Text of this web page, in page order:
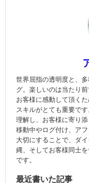
世界屈指の透明度と、
グ。楽しいのは当たり前
お客様に感動して頂く
スキルがとても重要で
理解し、お客様に寄り
移動中やログ付け、ア
大切にすることで、ダ
縄、そしてお客様同士
です。
最近書いた記事